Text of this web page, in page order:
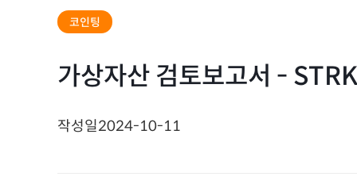
코인팅
가상자산 검토보고서 - STRK
작성일2024-10-11